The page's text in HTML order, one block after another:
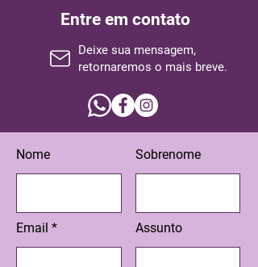
Entre em contato
Deixe sua mensagem,
retornaremos o mais breve.
Nome
Email
Sobrenome
Assunto